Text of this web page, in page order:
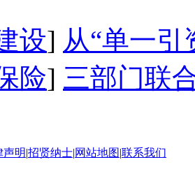
设] 从“单一引
险] 三部门联
声明|招贤纳士|网站地图|联系我们